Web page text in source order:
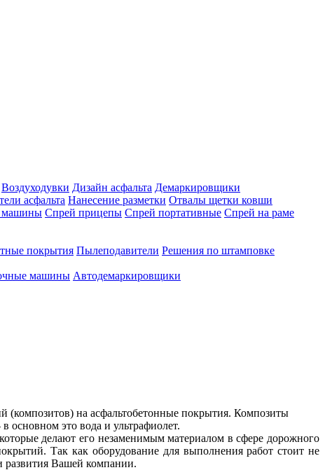
Воздуходувки Дизайн асфальта Демаркировщики
асфальта Нанесение разметки Отвалы щетки ковши
машины Спрей прицепы Спрей портативные Спрей на раме
покрытия Пылеподавители Решения по штамповке
машины Автодемаркировщики
(композитов) на асфальтобетонные покрытия. Композиты
основном это вода и ультрафиолет.
делают его незаменимым материалом в сфере дорожного
Так как оборудование для выполнения работ стоит не
развития Вашей компании.